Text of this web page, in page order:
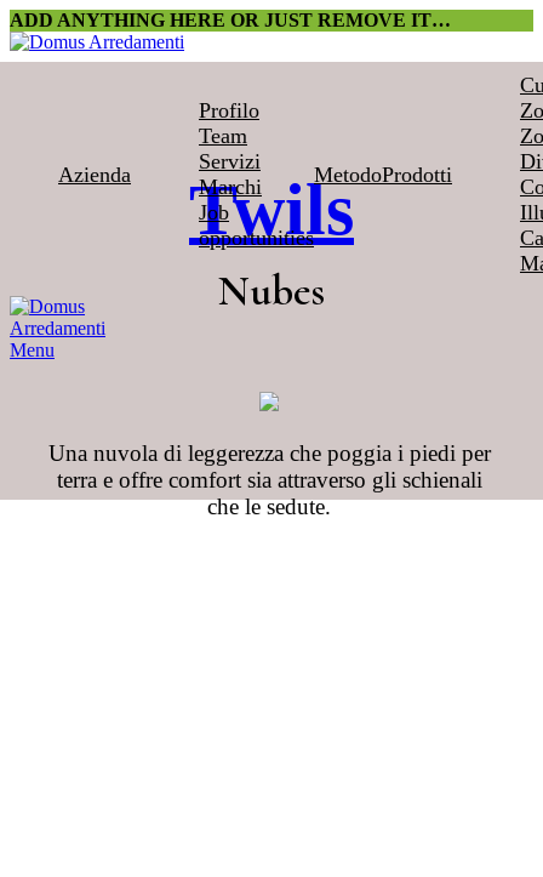
ADD ANYTHING HERE OR JUST REMOVE IT…
Azienda
Profilo
Team
Servizi
Marchi
Job
opportunities
MetodoProdotti
Menu
Twils
Nubes
Una nuvola di leggerezza che poggia i piedi per
terra e offre comfort sia attraverso gli schienali
che le sedute.